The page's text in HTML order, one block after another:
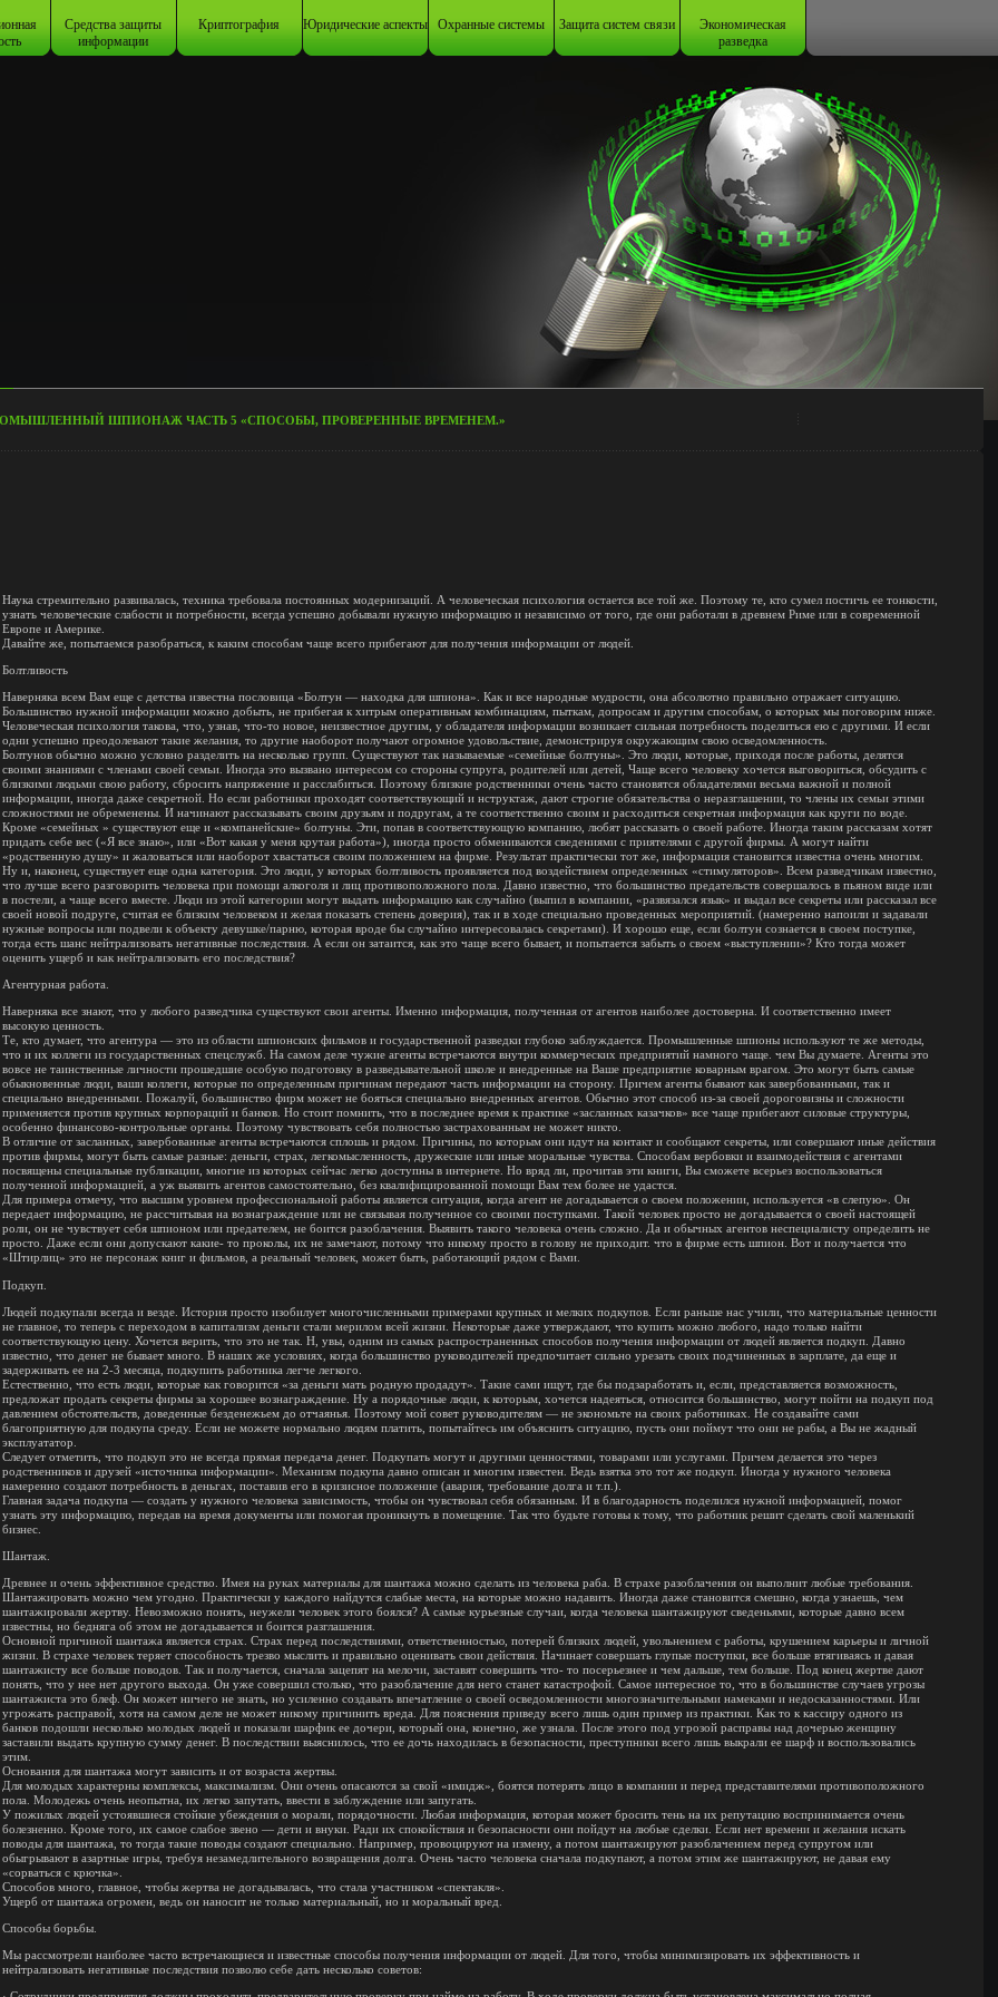
Средства защиты
информации
Криптография Юридические аспекты Охранные системы Защита систем связи Экономическая
разведка
ШПИОНАЖ ЧАСТЬ 5 «СПОСОБЫ, ПРОВЕРЕННЫЕ ВРЕМЕНЕМ.»
Наука стремительно развивалась, техника требовала постоянных модернизаций. А человеческая психология остается все той же. Поэтому те, кто сумел постичь ее тонкости,
узнать человеческие слабости и потребности, всегда успешно добывали нужную информацию и независимо от того, где они работали в древнем Риме или в современной
Европе и Америке.
Давайте же, попытаемся разобраться, к каким способам чаще всего прибегают для получения информации от людей.
Болтливость
Наверняка всем Вам еще с детства известна пословица «Болтун — находка для шпиона». Как и все народные мудрости, она абсолютно правильно отражает ситуацию.
Большинство нужной информации можно добыть, не прибегая к хитрым оперативным комбинациям, пыткам, допросам и другим способам, о которых мы поговорим ниже.
Человеческая психология такова, что, узнав, что-то новое, неизвестное другим, у обладателя информации возникает сильная потребность поделиться ею с другими. И если
одни успешно преодолевают такие желания, то другие наоборот получают огромное удовольствие, демонстрируя окружающим свою осведомленность.
Болтунов обычно можно условно разделить на несколько групп. Существуют так называемые «семейные болтуны». Это люди, которые, приходя после работы, делятся
своими знаниями с членами своей семьи. Иногда это вызвано интересом со стороны супруга, родителей или детей, Чаще всего человеку хочется выговориться, обсудить с
близкими людьми свою работу, сбросить напряжение и расслабиться. Поэтому близкие родственники очень часто становятся обладателями весьма важной и полной
информации, иногда даже секретной. Но если работники проходят соответствующий и нструктаж, дают строгие обязательства о неразглашении, то члены их семьи этими
сложностями не обременены. И начинают рассказывать своим друзьям и подругам, а те соответственно своим и расходиться секретная информация как круги по воде.
Кроме «семейных » существуют еще и «компанейские» болтуны. Эти, попав в соответствующую компанию, любят рассказать о своей работе. Иногда таким рассказам хотят
придать себе вес («Я все знаю», или «Вот какая у меня крутая работа»), иногда просто обмениваются сведениями с приятелями с другой фирмы. А могут найти
«родственную душу» и жаловаться или наоборот хвастаться своим положением на фирме. Результат практически тот же, информация становится известна очень многим.
Ну и, наконец, существует еще одна категория. Это люди, у которых болтливость проявляется под воздействием определенных «стимуляторов». Всем разведчикам известно,
что лучше всего разговорить человека при помощи алкоголя и лиц противоположного пола. Давно известно, что большинство предательств совершалось в пьяном виде или
в постели, а чаще всего вместе. Люди из этой категории могут выдать информацию как случайно (выпил в компании, «развязался язык» и выдал все секреты или рассказал все
своей новой подруге, считая ее близким человеком и желая показать степень доверия), так и в ходе специально проведенных мероприятий. (намеренно напоили и задавали
нужные вопросы или подвели к объекту девушке/парню, которая вроде бы случайно интересовалась секретами). И хорошо еще, если болтун сознается в своем поступке,
тогда есть шанс нейтрализовать негативные последствия. А если он затаится, как это чаще всего бывает, и попытается забыть о своем «выступлении»? Кто тогда может
оценить ущерб и как нейтрализовать его последствия?
Агентурная работа.
Наверняка все знают, что у любого разведчика существуют свои агенты. Именно информация, полученная от агентов наиболее достоверна. И соответственно имеет
высокую ценность.
Те, кто думает, что агентура — это из области шпионских фильмов и государственной разведки глубоко заблуждается. Промышленные шпионы используют те же методы,
что и их коллеги из государственных спецслужб. На самом деле чужие агенты встречаются внутри коммерческих предприятий намного чаще. чем Вы думаете. Агенты это
вовсе не таинственные личности прошедшие особую подготовку в разведывательной школе и внедренные на Ваше предприятие коварным врагом. Это могут быть самые
обыкновенные люди, ваши коллеги, которые по определенным причинам передают часть информации на сторону. Причем агенты бывают как завербованными, так и
специально внедренными. Пожалуй, большинство фирм может не бояться специально внедренных агентов. Обычно этот способ из-за своей дороговизны и сложности
применяется против крупных корпораций и банков. Но стоит помнить, что в последнее время к практике «засланных казачков» все чаще прибегают силовые структуры,
особенно финансово-контрольные органы. Поэтому чувствовать себя полностью застрахованным не может никто.
В отличие от засланных, завербованные агенты встречаются сплошь и рядом. Причины, по которым они идут на контакт и сообщают секреты, или совершают иные действия
против фирмы, могут быть самые разные: деньги, страх, легкомысленность, дружеские или иные моральные чувства. Способам вербовки и взаимодействия с агентами
посвящены специальные публикации, многие из которых сейчас легко доступны в интернете. Но вряд ли, прочитав эти книги, Вы сможете всерьез воспользоваться
полученной информацией, а уж выявить агентов самостоятельно, без квалифицированной помощи Вам тем более не удастся.
Для примера отмечу, что высшим уровнем профессиональной работы является ситуация, когда агент не догадывается о своем положении, используется «в слепую». Он
передает информацию, не рассчитывая на вознаграждение или не связывая полученное со своими поступками. Такой человек просто не догадывается о своей настоящей
роли, он не чувствует себя шпионом или предателем, не боится разоблачения. Выявить такого человека очень сложно. Да и обычных агентов неспециалисту определить не
просто. Даже если они допускают какие- то проколы, их не замечают, потому что никому просто в голову не приходит. что в фирме есть шпион. Вот и получается что
«Штирлиц» это не персонаж книг и фильмов, а реальный человек, может быть, работающий рядом с Вами.
Подкуп.
Людей подкупали всегда и везде. История просто изобилует многочисленными примерами крупных и мелких подкупов. Если раньше нас учили, что материальные ценности
не главное, то теперь с переходом в капитализм деньги стали мерилом всей жизни. Некоторые даже утверждают, что купить можно любого, надо только найти
соответствующую цену. Хочется верить, что это не так. Н, увы, одним из самых распространенных способов получения информации от людей является подкуп. Давно
известно, что денег не бывает много. В наших же условиях, когда большинство руководителей предпочитает сильно урезать своих подчиненных в зарплате, да еще и
задерживать ее на 2-3 месяца, подкупить работника легче легкого.
Естественно, что есть люди, которые как говорится «за деньги мать родную продадут». Такие сами ищут, где бы подзаработать и, если, представляется возможность,
предложат продать секреты фирмы за хорошее вознаграждение. Ну а порядочные люди, к которым, хочется надеяться, относится большинство, могут пойти на подкуп под
давлением обстоятельств, доведенные безденежьем до отчаянья. Поэтому мой совет руководителям — не экономьте на своих работниках. Не создавайте сами
благоприятную для подкупа среду. Если не можете нормально людям платить, попытайтесь им объяснить ситуацию, пусть они поймут что они не рабы, а Вы не жадный
эксплуататор.
Следует отметить, что подкуп это не всегда прямая передача денег. Подкупать могут и другими ценностями, товарами или услугами. Причем делается это через
родственников и друзей «источника информации». Механизм подкупа давно описан и многим известен. Ведь взятка это тот же подкуп. Иногда у нужного человека
намеренно создают потребность в деньгах, поставив его в кризисное положение (авария, требование долга и т.п.).
Главная задача подкупа — создать у нужного человека зависимость, чтобы он чувствовал себя обязанным. И в благодарность поделился нужной информацией, помог
узнать эту информацию, передав на время документы или помогая проникнуть в помещение. Так что будьте готовы к тому, что работник решит сделать свой маленький
бизнес.
Шантаж.
Древнее и очень эффективное средство. Имея на руках материалы для шантажа можно сделать из человека раба. В страхе разоблачения он выполнит любые требования.
Шантажировать можно чем угодно. Практически у каждого найдутся слабые места, на которые можно надавить. Иногда даже становится смешно, когда узнаешь, чем
шантажировали жертву. Невозможно понять, неужели человек этого боялся? А самые курьезные случаи, когда человека шантажируют сведеньями, которые давно всем
известны, но бедняга об этом не догадывается и боится разглашения.
Основной причиной шантажа является страх. Страх перед последствиями, ответственностью, потерей близких людей, увольнением с работы, крушением карьеры и личной
жизни. В страхе человек теряет способность трезво мыслить и правильно оценивать свои действия. Начинает совершать глупые поступки, все больше втягиваясь и давая
шантажисту все больше поводов. Так и получается, сначала зацепят на мелочи, заставят совершить что- то посерьезнее и чем дальше, тем больше. Под конец жертве дают
понять, что у нее нет другого выхода. Он уже совершил столько, что разоблачение для него станет катастрофой. Самое интересное то, что в большинстве случаев угрозы
шантажиста это блеф. Он может ничего не знать, но усиленно создавать впечатление о своей осведомленности многозначительными намеками и недосказанностями. Или
угрожать расправой, хотя на самом деле не может никому причинить вреда. Для пояснения приведу всего лишь один пример из практики. Как то к кассиру одного из
банков подошли несколько молодых людей и показали шарфик ее дочери, который она, конечно, же узнала. После этого под угрозой расправы над дочерью женщину
заставили выдать крупную сумму денег. В последствии выяснилось, что ее дочь находилась в безопасности, преступники всего лишь выкрали ее шарф и воспользовались
этим.
Основания для шантажа могут зависить и от возраста жертвы.
Для молодых характерны комплексы, максимализм. Они очень опасаются за свой «имидж», боятся потерять лицо в компании и перед представителями противоположного
пола. Молодежь очень неопытна, их легко запутать, ввести в заблуждение или запугать.
У пожилых людей устоявшиеся стойкие убеждения о морали, порядочности. Любая информация, которая может бросить тень на их репутацию воспринимается очень
болезненно. Кроме того, их самое слабое звено — дети и внуки. Ради их спокойствия и безопасности они пойдут на любые сделки. Если нет времени и желания искать
поводы для шантажа, то тогда такие поводы создают специально. Например, провоцируют на измену, а потом шантажируют разоблачением перед супругом или
обыгрывают в азартные игры, требуя незамедлительного возвращения долга. Очень часто человека сначала подкупают, а потом этим же шантажируют, не давая ему
«сорваться с крючка».
Способов много, главное, чтобы жертва не догадывалась, что стала участником «спектакля».
Ущерб от шантажа огромен, ведь он наносит не только материальный, но и моральный вред.
Способы борьбы.
Мы рассмотрели наиболее часто встречающиеся и известные способы получения информации от людей. Для того, чтобы минимизировать их эффективность и
нейтрализовать негативные последствия позволю себе дать несколько советов: